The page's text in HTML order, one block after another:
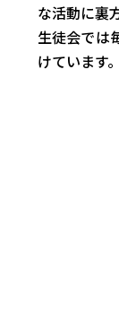
な活動に裏
生徒会では
けています。